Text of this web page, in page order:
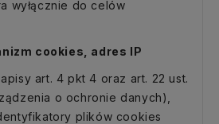
wyłącznie do celów
cookies, adres IP
art. 4 pkt 4 oraz art. 22 ust.
o ochronie danych),
plików cookies